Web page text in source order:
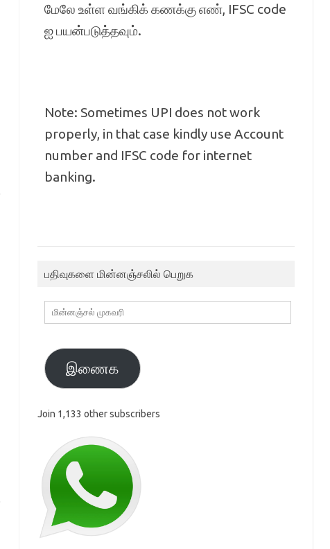
மேலே உள்ள வங்கிக் கணக்கு எண், IFSC code
ஐ பயன்படுத்தவும்.
Note: Sometimes UPI does not work
properly, in that case kindly use Account
number and IFSC code for internet
banking.
பதிவுகளை மின்னஞ்சலில் பெறுக
மின்னஞ்சல்
முகவரி
இணைக
Join 1,133 other subscribers